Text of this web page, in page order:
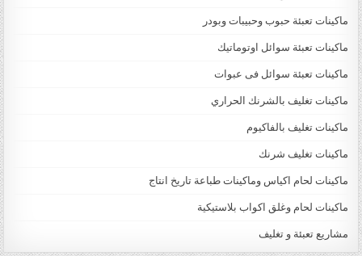
ماكينات تعبئة حبوب وحبيبات وبودر
ماكينات تعبئة سوائل اوتوماتيك
ماكينات تعبئة سوائل فى عبوات
ماكينات تغليف بالشرنك الحراري
ماكينات تغليف بالفاكيوم
ماكينات تغليف شرنك
ماكينات لحام اكياس وماكينات طباعة تاريخ انتاج
ماكينات لحام وغلق اكواب بلاستيكية
مشاريع تعبئة و تغليف